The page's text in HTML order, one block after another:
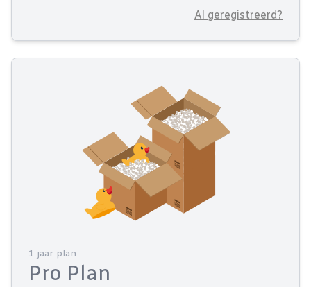
Al geregistreerd?
1 jaar plan
Pro Plan